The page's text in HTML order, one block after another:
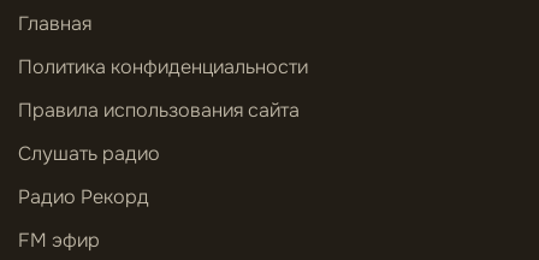
Главная
Политика конфиденциальности
Правила использования сайта
Слушать радио
Радио Рекорд
FM эфир